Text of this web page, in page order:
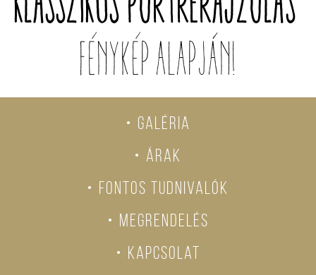
FÉNYKÉP ALAPJÁN!
Galéria
Árak
fontos tudnivalók
Megrendelés
Kapcsolat